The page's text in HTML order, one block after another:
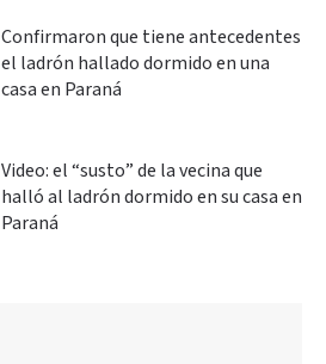
Confirmaron que tiene antecedentes
el ladrón hallado dormido en una
casa en Paraná
Video: el “susto” de la vecina que
halló al ladrón dormido en su casa en
Paraná